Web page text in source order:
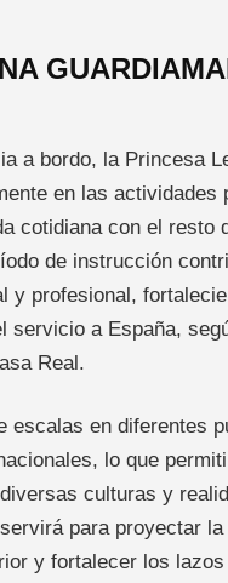
a bordo, la Princesa
en las actividades
cotidiana con el resto
de instrucción
y profesional,
servicio a España,
Real.
escalas en diferentes
lo que
culturas y
para proyectar la
y fortalecer los